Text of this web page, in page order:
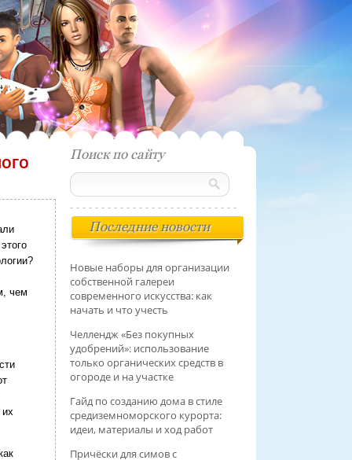
чем
их
Поиск по сайту
Последние новости
Новые наборы для организации
собственной галереи
современного искусства: как
начать и что учесть
Челлендж «Без покупных
удобрений»: использование
только органических средств в
огороде и на участке
Гайд по созданию дома в стиле
средиземноморского курорта:
идеи, материалы и ход работ
Причёски для симов с